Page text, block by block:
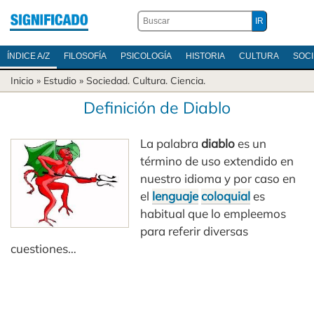
ÍNDICE A/Z FILOSOFÍA PSICOLOGÍA HISTORIA CULTURA
Inicio » Estudio » Sociedad. Cultura. Ciencia.
Definición de Diablo
La palabradiabloes un
término de uso extendido en
nuestro idioma y por caso en
el lenguajecoloquiales
habitual que lo empleemos
para referir diversas
cuestiones…